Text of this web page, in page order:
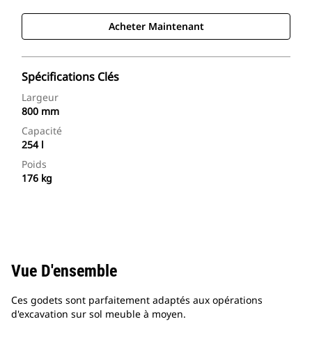
Acheter Maintenant
Spécifications Clés
Largeur
800 mm
Capacité
254 l
Poids
176 kg
Vue D'ensemble
Ces godets sont parfaitement adaptés aux opérations
d'excavation sur sol meuble à moyen.